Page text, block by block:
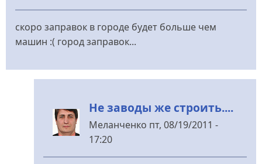
скоро заправок в городе будет больше чем
машин :( город заправок...
Не заводы же строить....
Меланченко пт, 08/19/2011 -
17:20
У